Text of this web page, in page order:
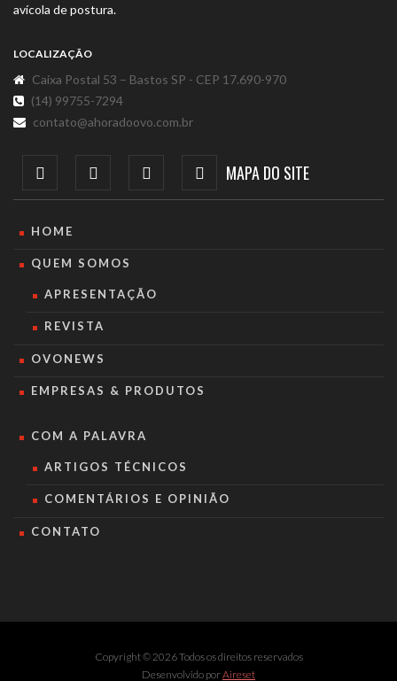
avícola de postura.
LOCALIZAÇÃO
Caixa Postal 53 – Bastos SP - CEP 17.690-970
(14) 99755-7294
contato@ahoradoovo.com.br
MAPA DO SITE
HOME
QUEM SOMOS
APRESENTAÇÃO
REVISTA
OVONEWS
EMPRESAS & PRODUTOS
COM A PALAVRA
ARTIGOS TÉCNICOS
COMENTÁRIOS E OPINIÃO
CONTATO
Copyright © 2026 Todos os direitos reservados
Desenvolvido porAireset